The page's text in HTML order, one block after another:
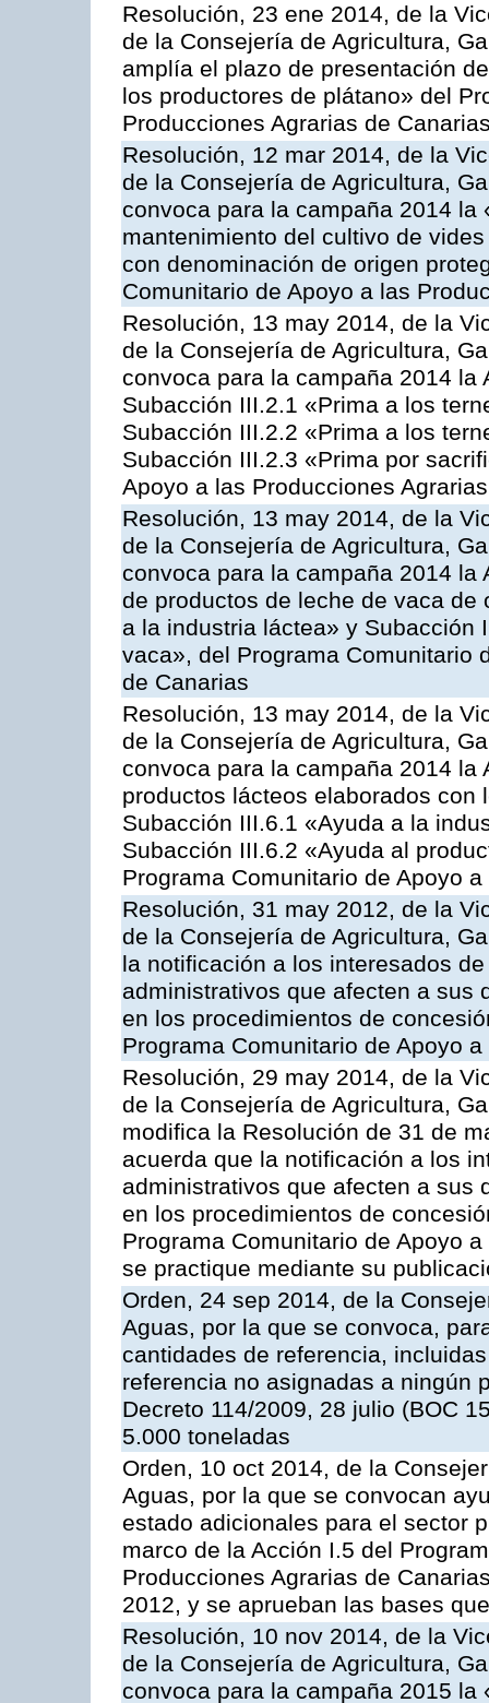
Resolución, 23 ene 2014, de la
de la Consejería de Agricultura,
amplía el plazo de presentación
los productores de plátano» del
Producciones Agrarias de
Resolución, 12 mar 2014, de la
de la Consejería de Agricultura,
convoca para la campaña 2014 la
mantenimiento del cultivo de
con denominación de origen
Comunitario de Apoyo a las
Resolución, 13 may 2014, de la
de la Consejería de Agricultura,
convoca para la campaña 2014
Subacción III.2.1 «Prima a los
Subacción III.2.2 «Prima a los
Subacción III.2.3 «Prima por
Apoyo a las Producciones
Resolución, 13 may 2014, de la
de la Consejería de Agricultura,
convoca para la campaña 2014
de productos de leche de vaca
a la industria láctea» y Subacción
vaca», del Programa Comunitario
de Canarias
Resolución, 13 may 2014, de la
de la Consejería de Agricultura,
convoca para la campaña 2014
productos lácteos elaborados
Subacción III.6.1 «Ayuda a la
Subacción III.6.2 «Ayuda al
Programa Comunitario de Apoyo
Resolución, 31 may 2012, de la
de la Consejería de Agricultura,
la notificación a los interesados
administrativos que afecten a sus
en los procedimientos de
Programa Comunitario de Apoyo
Resolución, 29 may 2014, de la
de la Consejería de Agricultura,
modifica la Resolución de 31 de
acuerda que la notificación a los
administrativos que afecten a sus
en los procedimientos de
Programa Comunitario de Apoyo
se practique mediante su
Orden, 24 sep 2014, de la
Aguas, por la que se convoca,
cantidades de referencia,
referencia no asignadas a ningún
Decreto 114/2009, 28 julio (BOC
5.000 toneladas
Orden, 10 oct 2014, de la
Aguas, por la que se convocan
estado adicionales para el sector
marco de la Acción I.5 del
Producciones Agrarias de
2012, y se aprueban las bases
Resolución, 10 nov 2014, de la
de la Consejería de Agricultura,
convoca para la campaña 2015